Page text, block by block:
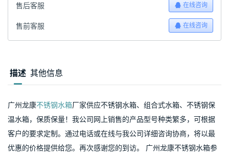
售后客服
在线咨询
售前客服 在线咨询
描述 其他信息
广州龙康不锈钢水箱厂家供应不锈钢水箱、组合式水箱、不锈钢保
温水箱，保质保量！我公司网上销售的产品型号种类繁多，可根据
客户的要求定制。通过电话或在线与我公司详细咨询协商，将以最
优惠的价格提供给您。再次感谢您的到访。 广州龙康不锈钢水箱参